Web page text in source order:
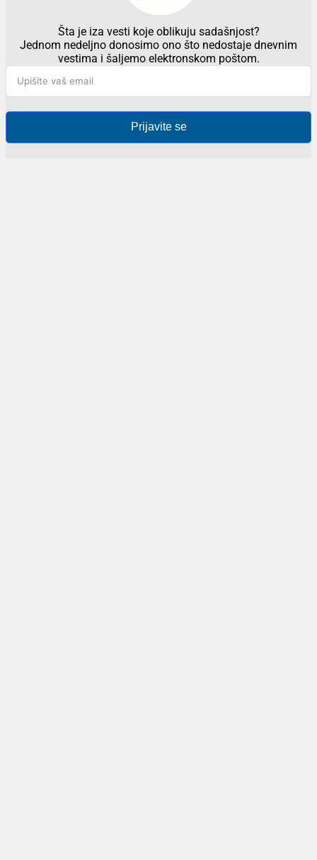
Šta je iza vesti koje oblikuju sadašnjost?
Jednom nedeljno donosimo ono što nedostaje dnevnim
vestima i šaljemo elektronskom poštom.
Prijavite se